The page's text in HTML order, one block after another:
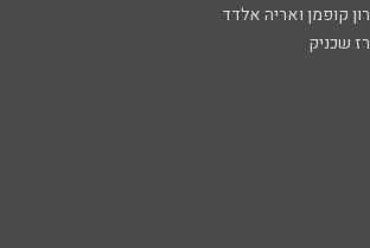
רון קופמן ואריה אלדד
רז שכניק